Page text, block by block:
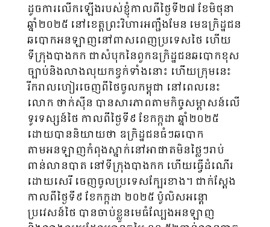
ដូចការលើកឡើងរបស់ខ្ញុំកាលពីថ្ងៃទី២៧ ខែមិថុនា
ឆ្នាំ២០២៥ នៅខេត្តព្រះវិហារអញ្ជឹងមែន មេឧក្រិដ្ឋជន
ឆបោកអនឡាញនៅពាសពេញប្រទេសថៃ ហើយ
ទីក្រុងបាងកក ជាសំបុកនៃពួកឧក្រិដ្ឋជនឆបោកខុស
ច្បាប់និងលាងលុយកខ្វក់ទាំងនោះ ហើយក្រុមនេះ
រីករាលហៀរចេញពីថៃចូលកម្ពុជា នៅពេលនេះ
លោក ថាក់ស៊ីន បានសារភាពតាមកិច្ចសម្ភាសន៍លើ
ទូរទស្សន៍ថៃ កាលពីថ្ងៃទី៩ ខែកក្កដា ឆ្នាំ២០២៥
ដោយបាននិយាយថា ឧក្រិដ្ឋជនធំៗឆបោក
តាមអនឡាញកំពុងស្នាក់នៅអាផាតមិនថ្លៃៗរាប់
ពាន់លានបាត នៅទីក្រុងបាងកក ហើយធ្វើដំណើរ
ដោយសេរី ចេញចូលប្រទេសក្បែរខាង។ ជាក់ស្ដែង
កាលពីថ្ងៃទី៩ ខែកក្កដា ២០២៥ ប៉ូលិសអន្តោ
ប្រវេសន៍ថៃ បានចាប់ខ្លួនមេធំល្បែងអនឡាញ